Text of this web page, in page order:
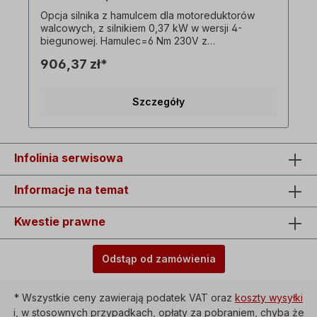
Opcja silnika z hamulcem dla motoreduktorów
walcowych, z silnikiem 0,37 kW w wersji 4-
biegunowej. Hamulec=6 Nm 230V z
hamulcem i dostępny tylko w połączeniu z
przykładami! Zastrzega się prawo do zmian
906,37 zł*
Szczegóły
Infolinia serwisowa
Informacje na temat
Kwestie prawne
Odstąp od zamówienia
* Wszystkie ceny zawierają podatek VAT oraz koszty wysyłki
i, w stosownych przypadkach, opłaty za pobraniem, chyba że